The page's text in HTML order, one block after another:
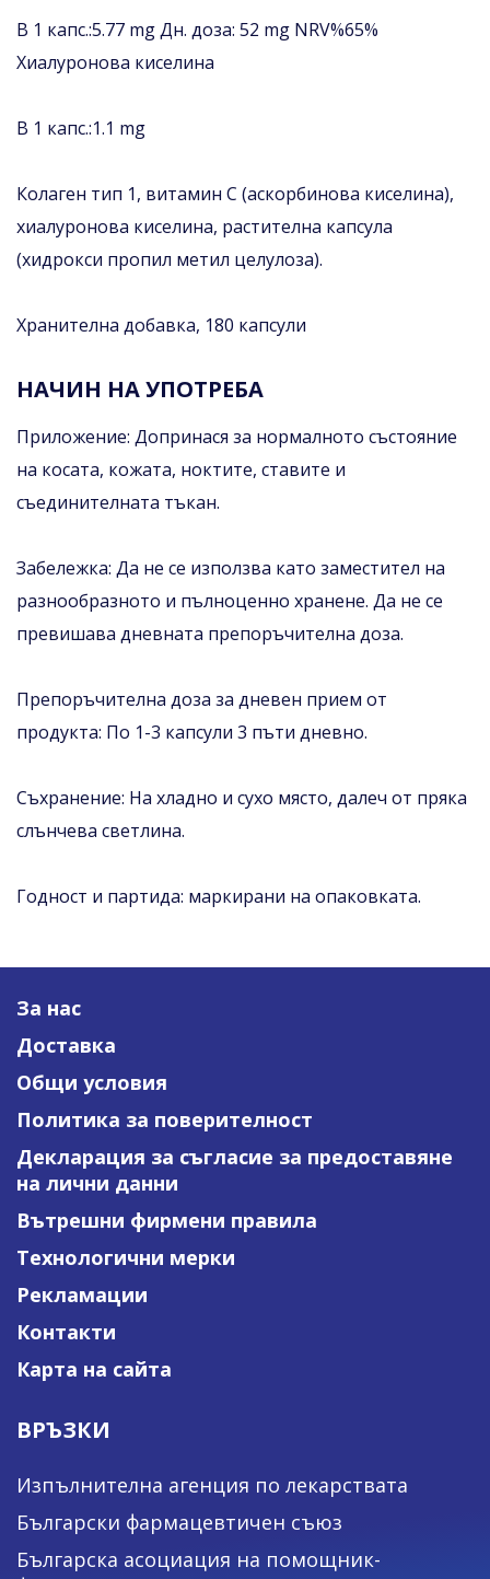
В 1 капс.:5.77 mg Дн. доза: 52 mg NRV%65%
Хиалуронова киселина
В 1 капс.:1.1 mg
Колаген тип 1, витамин С (аскорбинова киселина),
хиалуронова киселина, растителна капсула
(хидрокси пропил метил целулоза).
Хранителна добавка, 180 капсули
НАЧИН НА УПОТРЕБА
Приложение: Допринася за нормалното състояние
на косата, кожата, ноктите, ставите и
съединителната тъкан.
Забележка: Да не се използва като заместител на
разнообразното и пълноценно хранене. Да не се
превишава дневната препоръчителна доза.
Препоръчителна доза за дневен прием от
продукта: По 1-3 капсули 3 пъти дневно.
Съхранение: На хладно и сухо място, далеч от пряка
слънчева светлина.
Годност и партида: маркирани на опаковката.
За нас
Доставка
Общи условия
Политика за поверителност
Декларация за съгласие за предоставяне
на лични данни
Вътрешни фирмени правила
Технологични мерки
Рекламации
Контакти
Карта на сайта
ВРЪЗКИ
Изпълнителна агенция по лекарствата
Български фармацевтичен съюз
Българска асоциация на помощник-